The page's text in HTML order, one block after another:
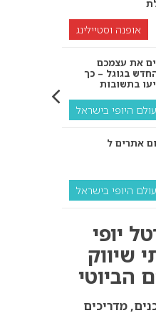
אופנה וסטיילינג
את עצמכם
בגוגל – כך
היופי בישראל
היופי בישראל
שלך צריך
דיגיטלי לעסקים
קידום ל‑AI לעומת קידום
יופי
שיווק
הביוטי
מדריכים